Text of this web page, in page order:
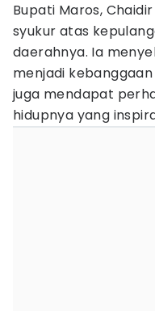
Bupati Maros,
syukur atas
daerahnya. Ia
menjadi
juga mendapat
hidupnya yang